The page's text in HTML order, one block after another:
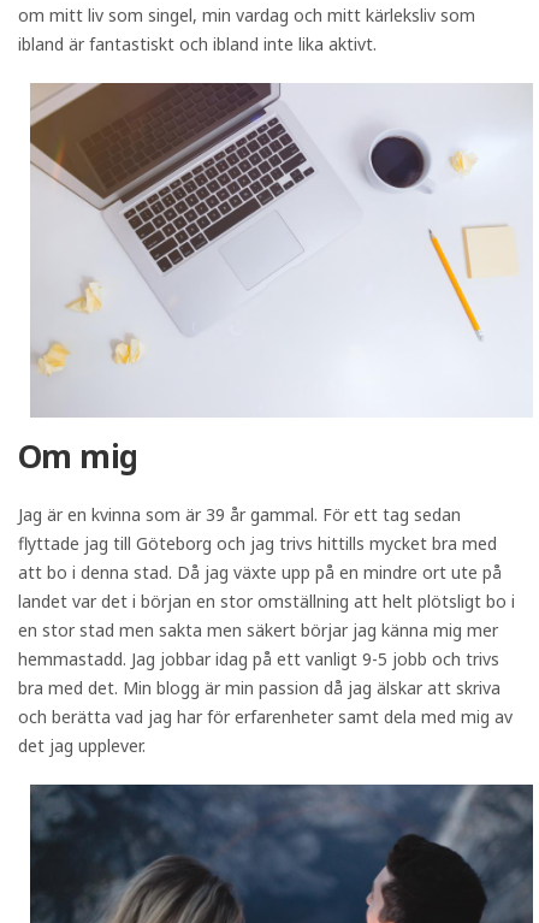
om mitt liv som singel, min vardag och mitt kärleksliv som
ibland är fantastiskt och ibland inte lika aktivt.
Om mig
Jag är en kvinna som är 39 år gammal. För ett tag sedan
flyttade jag till Göteborg och jag trivs hittills mycket bra med
att bo i denna stad. Då jag växte upp på en mindre ort ute på
landet var det i början en stor omställning att helt plötsligt bo i
en stor stad men sakta men säkert börjar jag känna mig mer
hemmastadd. Jag jobbar idag på ett vanligt 9-5 jobb och trivs
bra med det. Min blogg är min passion då jag älskar att skriva
och berätta vad jag har för erfarenheter samt dela med mig av
det jag upplever.